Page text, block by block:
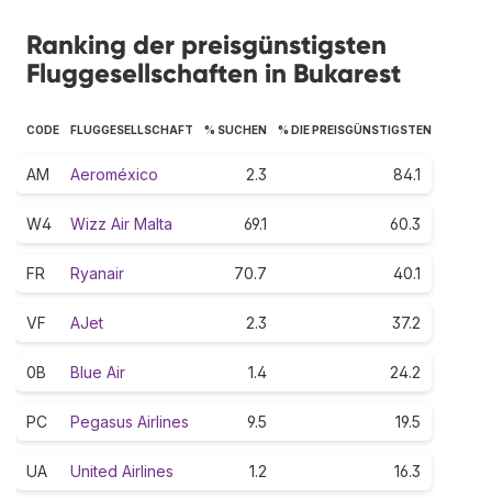
Ranking der preisgünstigsten
Fluggesellschaften in Bukarest
CODE FLUGGESELLSCHAFT % SUCHEN % DIE PREISGÜNSTIGSTEN
AM Aeroméxico 2.3 84.1
W4 Wizz Air Malta 69.1 60.3
FR Ryanair 70.7 40.1
VF AJet 2.3 37.2
0B Blue Air 1.4 24.2
PC Pegasus Airlines 9.5 19.5
UA United Airlines 1.2 16.3